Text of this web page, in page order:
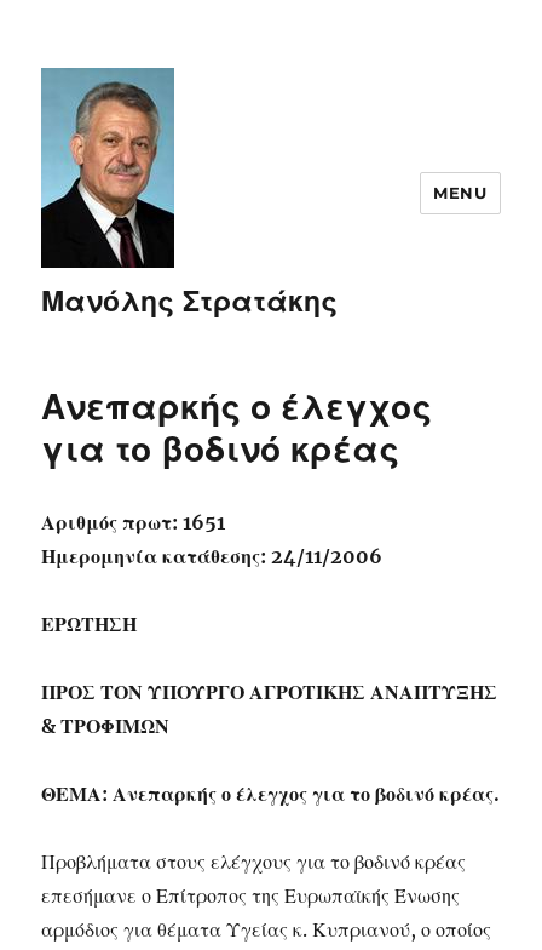
Μανόλης Στρατάκης
MENU
Ανεπαρκής ο έλεγχος
για το βοδινό κρέας
Αριθμός πρωτ: 1651
Ημερομηνία κατάθεσης: 24/11/2006
ΕΡΩΤΗΣΗ
ΠΡΟΣ ΤΟΝ ΥΠΟΥΡΓΟ ΑΓΡΟΤΙΚΗΣ ΑΝΑΠΤΥΞΗΣ
& ΤΡΟΦΙΜΩΝ
ΘΕΜΑ: Ανεπαρκής ο έλεγχος για το βοδινό κρέας.
Προβλήματα στους ελέγχους για το βοδινό κρέας
επεσήμανε ο Επίτροπος της Ευρωπαϊκής Ένωσης
αρμόδιος για θέματα Υγείας κ. Κυπριανού, ο οποίος